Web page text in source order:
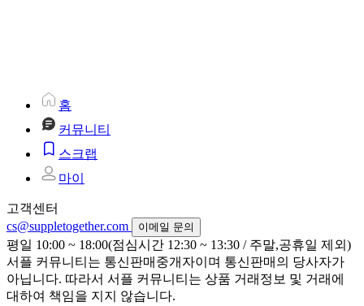
홈
커뮤니티
스크랩
마이
고객센터
cs@suppletogether.com
이메일 문의
평일 10:00 ~ 18:00(점심시간 12:30 ~ 13:30 / 주말,공휴일 제외)
서플 커뮤니티는 통신판매중개자이며 통신판매의 당사자가
아닙니다. 따라서 서플 커뮤니티는 상품 거래정보 및 거래에
대하여 책임을 지지 않습니다.